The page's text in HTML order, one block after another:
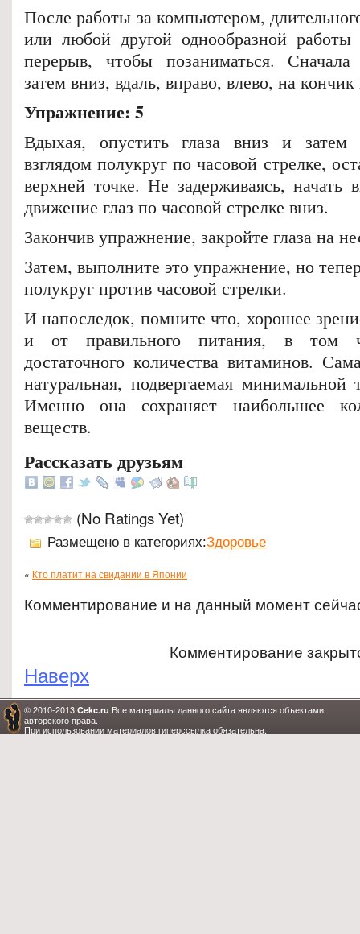
После работы за компьютером,
или любой другой однообразной работы
перерыв, чтобы позаниматься.
затем вниз, вдаль, вправо, влево, на
Упражнение: 5
Вдыхая, опустить глаза вниз и затем
взглядом полукруг по часовой стрелке,
верхней точке. Не задерживаясь, начать
движение глаз по часовой стрелке вниз.
Закончив упражнение, закройте глаза на
Затем, выполните это упражнение, но
полукруг против часовой стрелки.
И напоследок, помните что, хорошее
и от правильного питания, в том
достаточного количества витаминов.
натуральная, подвергаемая минимальной
Именно она сохраняет наибольшее
веществ.
Рассказать друзьям
(No Ratings Yet)
Размещено в категориях:Здоровье
« Кто платит на свидании в Японии
Комментирование и на данный момент
Комментирование
Наверх
© 2010-2013 Cekc.ru Все материалы данного сайта являются объектами
авторского права.
При использовании материалов гиперссылка обязательна.